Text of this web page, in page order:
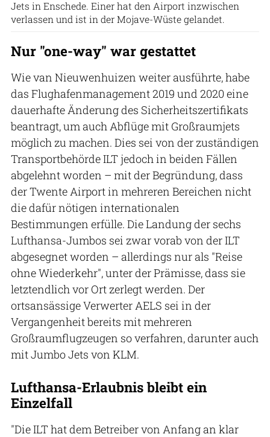
Jets in Enschede. Einer hat den Airport inzwischen
verlassen und ist in der Mojave-Wüste gelandet.
Nur "one-way" war gestattet
Wie van Nieuwenhuizen weiter ausführte, habe
das Flughafenmanagement 2019 und 2020 eine
dauerhafte Änderung des Sicherheitszertifikats
beantragt, um auch Abflüge mit Großraumjets
möglich zu machen. Dies sei von der zuständigen
Transportbehörde ILT jedoch in beiden Fällen
abgelehnt worden – mit der Begründung, dass
der Twente Airport in mehreren Bereichen nicht
die dafür nötigen internationalen
Bestimmungen erfülle. Die Landung der sechs
Lufthansa-Jumbos sei zwar vorab von der ILT
abgesegnet worden – allerdings nur als "Reise
ohne Wiederkehr", unter der Prämisse, dass sie
letztendlich vor Ort zerlegt werden. Der
ortsansässige Verwerter AELS sei in der
Vergangenheit bereits mit mehreren
Großraumflugzeugen so verfahren, darunter auch
mit Jumbo Jets von KLM.
Lufthansa-Erlaubnis bleibt ein
Einzelfall
"Die ILT hat dem Betreiber von Anfang an klar